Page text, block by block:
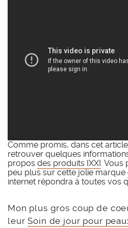
Comme promis, dans cet
retrouver quelques
propos des produits IXXI . Vous
peu plus sur cette jolie marque
internet répondra à toutes vos
Mon plus gros coup de
leurSoin de jour pour